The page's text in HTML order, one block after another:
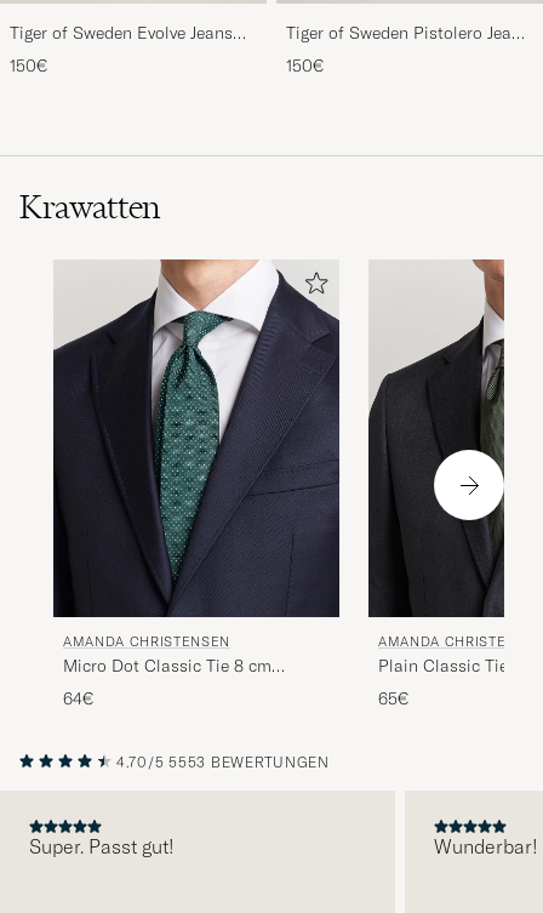
Tiger of Sweden Evolve Jeans
Forever Black
150€
Tiger of Sweden Pistolero Jeans
Ripen Blue
150€
Krawatten
AMANDA CHRISTENSEN
Micro Dot Classic Tie 8 cm
Green/White
64€
AMANDA
Plain Classic Tie 8
65€
4.70/5 5553 BEWERTUNGEN
Super. Passt gut! Wunderbar!